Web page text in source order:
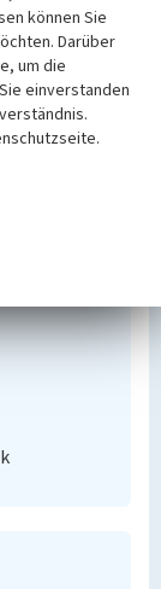
können Sie
Darüber
um die
einverstanden